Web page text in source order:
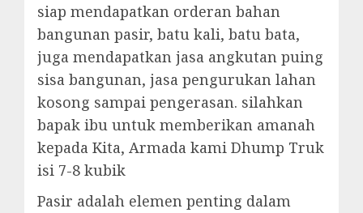
siap mendapatkan orderan bahan
bangunan pasir, batu kali, batu bata,
juga mendapatkan jasa angkutan puing
sisa bangunan, jasa pengurukan lahan
kosong sampai pengerasan. silahkan
bapak ibu untuk memberikan amanah
kepada Kita, Armada kami Dhump Truk
isi 7-8 kubik
Pasir adalah elemen penting dalam